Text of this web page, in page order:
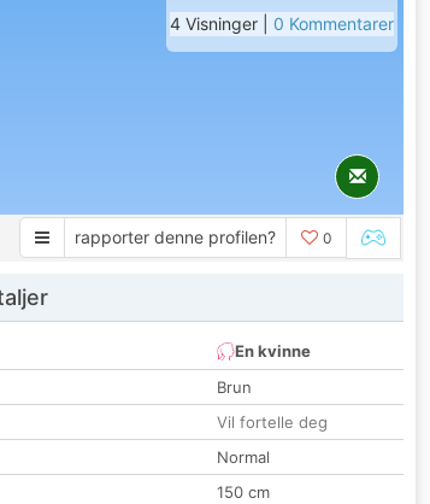
4 Visninger | 0 Kommentarer
rapporter denne profilen? 0
En kvinne
Brun
Vil fortelle deg
Normal
150 cm